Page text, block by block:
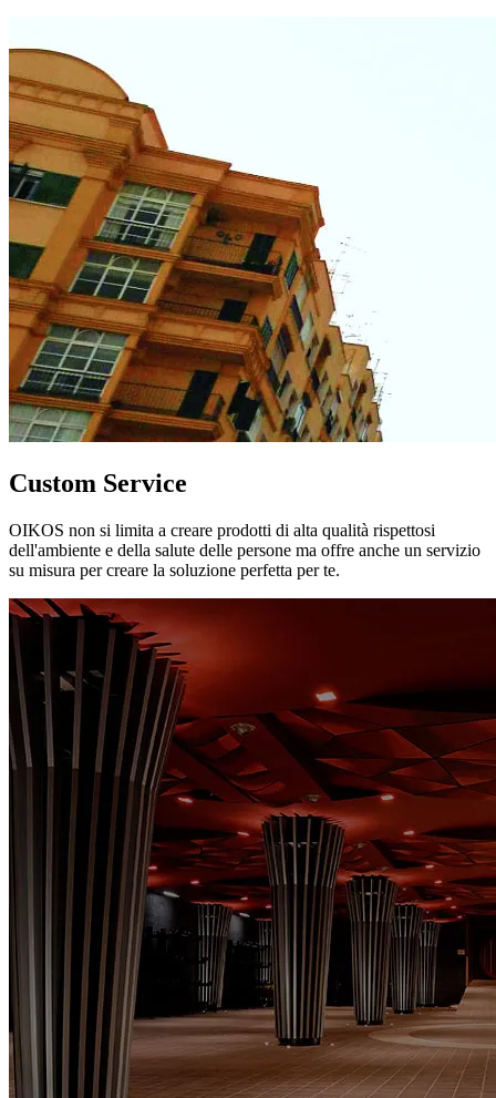
Custom Service
OIKOS non si limita a creare prodotti di alta qualità rispettosi
dell'ambiente e della salute delle persone ma offre anche un servizio
su misura per creare la soluzione perfetta per te.